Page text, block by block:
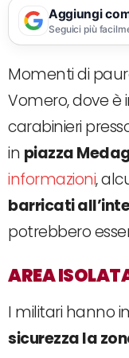
Aggiungi
Seguici più
Momenti di
Vomero, dove è
carabinieri
in piazza
informazioni,
barricati
potrebbero
AREA
I militari hanno
sicurezza la